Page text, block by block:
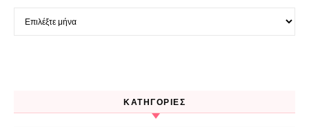
Ιστορικό
KΑΤΗΓΟΡΊΕΣ